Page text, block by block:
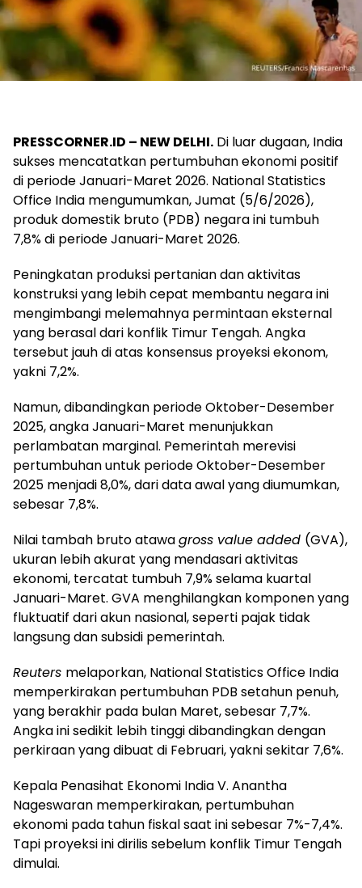
PRESSCORNER.ID – NEW DELHI. Di luar dugaan, India
sukses mencatatkan pertumbuhan ekonomi positif
di periode Januari-Maret 2026. National Statistics
Office India mengumumkan, Jumat (5/6/2026),
produk domestik bruto (PDB) negara ini tumbuh
7,8% di periode Januari-Maret 2026.
Peningkatan produksi pertanian dan aktivitas
konstruksi yang lebih cepat membantu negara ini
mengimbangi melemahnya permintaan eksternal
yang berasal dari konflik Timur Tengah. Angka
tersebut jauh di atas konsensus proyeksi ekonom,
yakni 7,2%.
Namun, dibandingkan periode Oktober-Desember
2025, angka Januari-Maret menunjukkan
perlambatan marginal. Pemerintah merevisi
pertumbuhan untuk periode Oktober-Desember
2025 menjadi 8,0%, dari data awal yang diumumkan,
sebesar 7,8%.
Nilai tambah bruto atawagross value added (GVA),
ukuran lebih akurat yang mendasari aktivitas
ekonomi, tercatat tumbuh 7,9% selama kuartal
Januari-Maret. GVA menghilangkan komponen yang
fluktuatif dari akun nasional, seperti pajak tidak
langsung dan subsidi pemerintah.
Reuters melaporkan, National Statistics Office India
memperkirakan pertumbuhan PDB setahun penuh,
yang berakhir pada bulan Maret, sebesar 7,7%.
Angka ini sedikit lebih tinggi dibandingkan dengan
perkiraan yang dibuat di Februari, yakni sekitar 7,6%.
Kepala Penasihat Ekonomi India V. Anantha
Nageswaran memperkirakan, pertumbuhan
ekonomi pada tahun fiskal saat ini sebesar 7%-7,4%.
Tapi proyeksi ini dirilis sebelum konflik Timur Tengah
dimulai.